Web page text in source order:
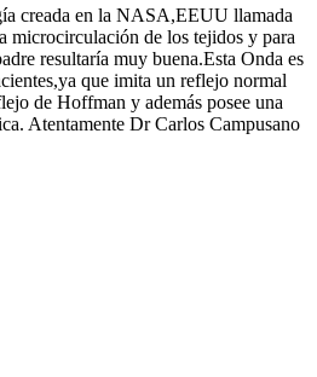
creada en la NASA,EEUU llamada
microcirculación de los tejidos y para
resultaría muy buena.Esta Onda es
que imita un reflejo normal
de Hoffman y además posee una
Atentamente Dr Carlos Campusano